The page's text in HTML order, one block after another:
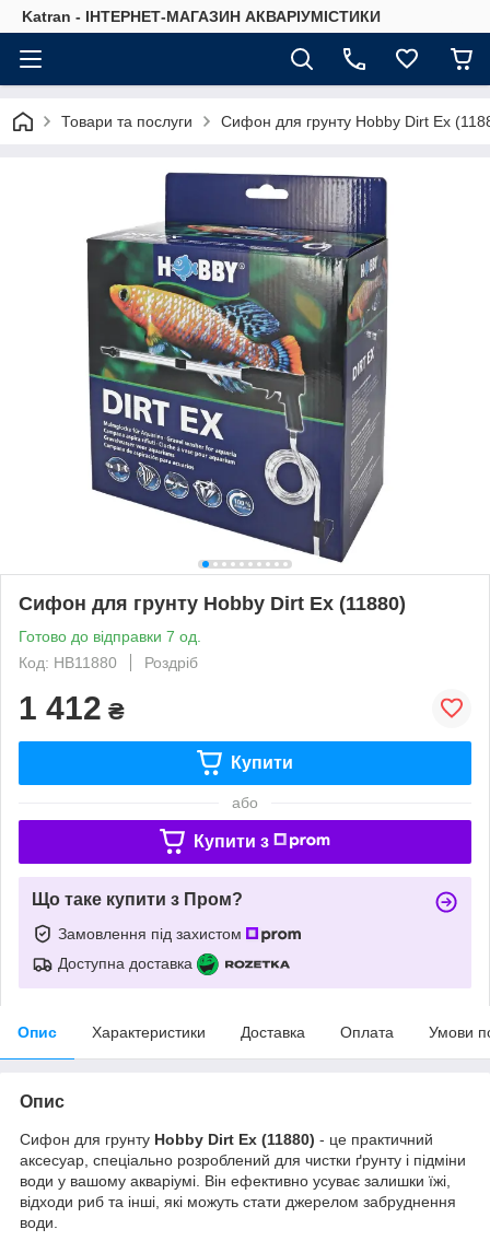
Katran - ІНТЕРНЕТ-МАГАЗИН АКВАРІУМІСТИКИ
Товари та послуги Сифон для грунту Hobby Dirt Ex
Сифон для грунту Hobby Dirt Ex (11880)
Готово до відправки 7 од.
Код: HB11880
Роздріб
1 412 ₴
Купити
або
Купити з
Що таке купити з Пром?
Замовлення під захистом
Доступна доставка
Опис Характеристики Доставка Оплата Умови
Опис
Сифон для грунту Hobby Dirt Ex (11880) - це практичний
аксесуар, спеціально розроблений для чистки ґрунту і підміни
води у вашому акваріумі. Він ефективно усуває залишки їжі,
відходи риб та інші, які можуть стати джерелом забруднення
води.